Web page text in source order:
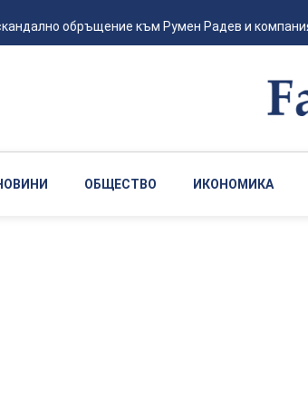
обръщение към Румен Радев и компания...
ОБЩЕСТВО ИКОНОМИКА